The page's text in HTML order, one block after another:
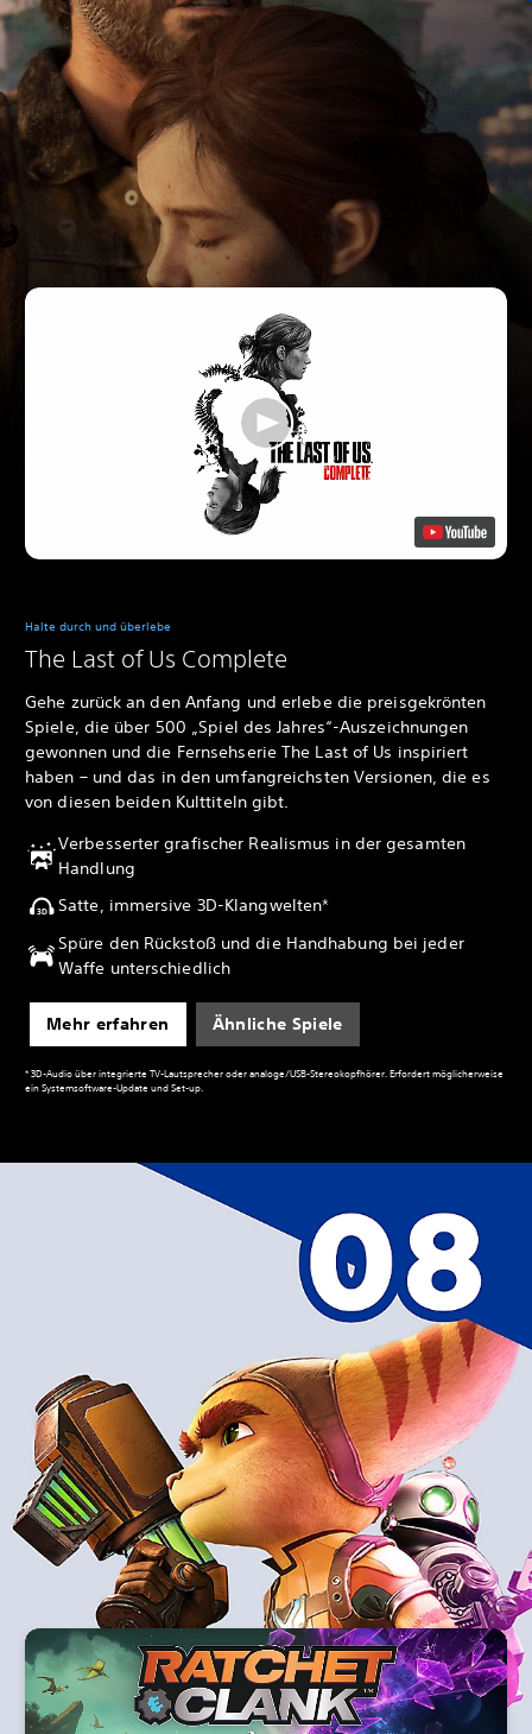
Halte durch und überlebe
The Last of Us Complete
Gehe zurück an den Anfang und erlebe die preisgekrönten
Spiele, die über 500 „Spiel des Jahres“-Auszeichnungen
gewonnen und die Fernsehserie The Last of Us inspiriert
haben – und das in den umfangreichsten Versionen, die es
von diesen beiden Kulttiteln gibt.
Verbesserter grafischer Realismus in der gesamten
Handlung
Satte, immersive 3D-Klangwelten*
Spüre den Rückstoß und die Handhabung bei jeder
Waffe unterschiedlich
Mehr erfahren Ähnliche Spiele
* 3D-Audio über integrierte TV-Lautsprecher oder analoge/USB-Stereokopfhörer. Erfordert möglicherweise
ein Systemsoftware-Update und Set-up.